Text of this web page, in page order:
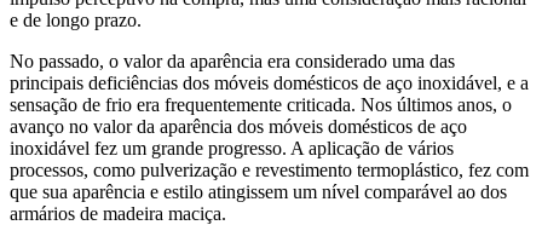
e de longo prazo.
No passado, o valor da aparência era considerado uma das
principais deficiências dos móveis domésticos de aço inoxidável, e a
sensação de frio era frequentemente criticada. Nos últimos anos, o
avanço no valor da aparência dos móveis domésticos de aço
inoxidável fez um grande progresso. A aplicação de vários
processos, como pulverização e revestimento termoplástico, fez com
que sua aparência e estilo atingissem um nível comparável ao dos
armários de madeira maciça.